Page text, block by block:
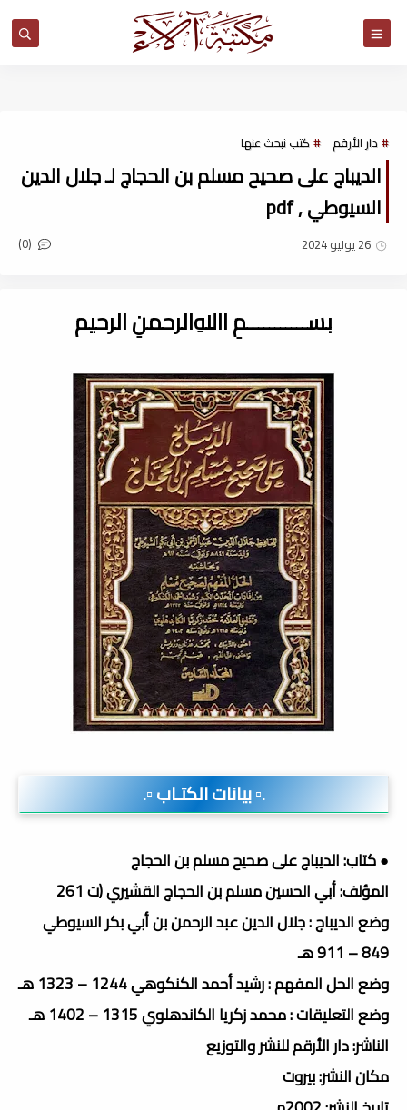
دار الأرقم كتب نبحث عنها
الديباج على صحيح مسلم بن الحجاج لـ جلال الدين
السيوطي , pdf
26 يوليو 2024 (0)
بســـــــــــمِ اﷲِالرحمنِ الرحيم
.▫️ بيانات الكتـاب ▫️.
● كتاب: الديباج على صحيح مسلم بن الحجاج
المؤلف: أبي الحسين مسلم بن الحجاج القشيري (ت 261
وضع الديباج : جلال الدين عبد الرحمن بن أبي بكر السيوطي
849 – 911 هـ
وضع الحل المفهم : رشيد أحمد الكنكوهي 1244 – 1323 هـ
وضع التعليقات : محمد زكريا الكاندهلوي 1315 – 1402 هـ
الناشر: دار الأرقم للنشر والتوزيع
مكان النشر: بيروت